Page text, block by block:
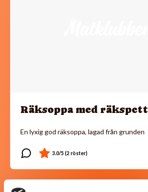
Räksoppa med räkspett
En lyxig god räksoppa, lagad från grunden